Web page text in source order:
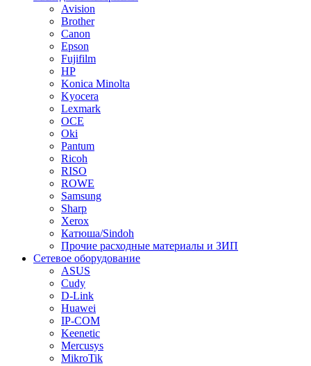
Avision
Brother
Canon
Epson
Fujifilm
HP
Konica Minolta
Kyocera
Lexmark
OCE
Oki
Pantum
Ricoh
RISO
ROWE
Samsung
Sharp
Xerox
Катюша/Sindoh
Прочие расходные материалы и ЗИП
Сетевое оборудование
ASUS
Cudy
D-Link
Huawei
IP-COM
Keenetic
Mercusys
MikroTik